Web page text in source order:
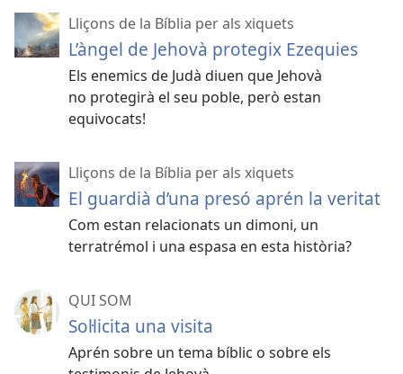
Lliçons de la Bíblia per als xiquets
L’àngel de Jehovà protegix Ezequies
Els enemics de Judà diuen que Jehovà
no protegirà el seu poble, però estan
equivocats!
Lliçons de la Bíblia per als xiquets
El guardià d’una presó aprén la veritat
Com estan relacionats un dimoni, un
terratrémol i una espasa en esta història?
QUI SOM
Soŀlicita una visita
Aprén sobre un tema bíblic o sobre els